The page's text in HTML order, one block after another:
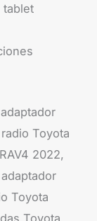
tablet
Toyota
2022,
Toyota
Toyota